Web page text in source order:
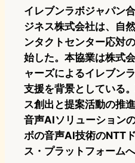
イレブンラボジャパン
ジネス株式会社は、自
ンタクトセンター応対
始した。本協業は株式
ャーズによるイレブン
支援を背景としている
ス創出と提案活動の推
音声AIソリューション
ボの音声AI技術のNTT
ス・プラットフォーム